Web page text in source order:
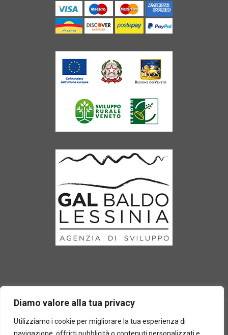
Diamo valore alla tua privacy
Utilizziamo i cookie per migliorare la tua esperienza di